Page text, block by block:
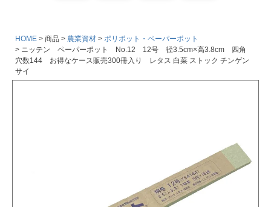
HOME 商品 農業資材
ポリポット・ペーパーポット
ニッテン ペーパーポット No.12 12号 径3.5cm×高3.8cm 四角
穴数144 お得なケース販売300冊入り レタス 白菜 ストック チンゲン
サイ